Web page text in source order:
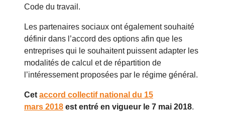
Code du travail.
Les partenaires sociaux ont également souhaité
définir dans l’accord des options afin que les
entreprises qui le souhaitent puissent adapter les
modalités de calcul et de répartition de
l’intéressement proposées par le régime général.
Cet accord collectif national du 15
mars 2018 est entré en vigueur le 7 mai 2018.